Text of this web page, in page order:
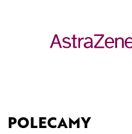
POLECAMY